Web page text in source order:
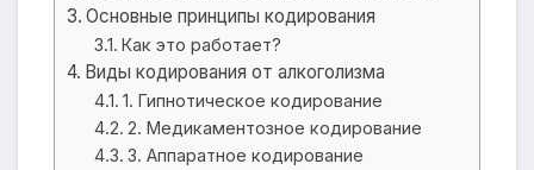
Основные принципы кодирования
Как это работает?
Виды кодирования от алкоголизма
1. Гипнотическое кодирование
2. Медикаментозное кодирование
3. Аппаратное кодирование